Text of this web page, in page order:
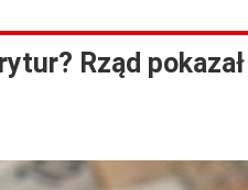
Rząd pokazał